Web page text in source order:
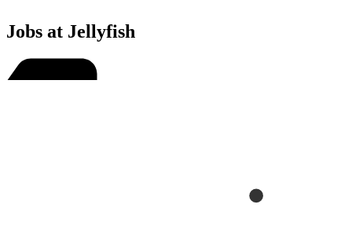
Jobs at Jellyfish